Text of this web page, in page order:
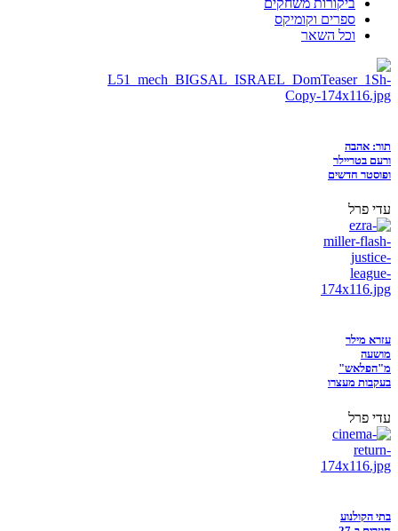
ספרים וקומיקס
וכל השאר
תור: אהבה
ורעם בטריילר
ופוסטר חדשים
עדי פרל
עזרא מילר
מושעה
מ"הפלאש"
בעקבות מעצרו
עדי פרל
בתי הקולנוע